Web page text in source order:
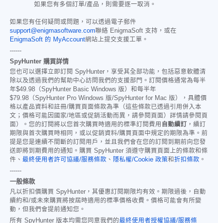
如果您有多個訂單/產品，則需要逐一取消。
如果您有任何疑問或問題，可以透過電子郵件
support@enigmasoftware.com聯絡 EnigmaSoft 支持，或在
EnigmaSoft 的 MyAccount網站上提交支援工單。
------
SpyHunter 購買詳情
您也可以選擇立即訂閱 SpyHunter，享受其全部功能，包括惡意軟體清
除以及透過我們的幫助中心訪問我們的支援部門。訂閱價格通常為每半
年$49.98 （SpyHunter Basic Windows 版）和每半年
$79.98 （SpyHunter Pro Windows 版/SpyHunter for Mac 版），具體價
格以產品資料和註冊/購買頁面條款為準（這些條款已透過引用併入本
文；價格可能因國家/地區或促銷活動而異，請參閱頁面）詳情請參閱頁
面）。您的訂閱將以您首次購買時適用的標準訂閱費用 自動續訂
，續訂
期限與首次購買時相同，或以促銷資料/購買頁面中規定的期限為準。前
提是您是連續不間斷的訂閱用戶，並且我們會在您的訂閱到期前向您發
送即將到期費用的通知。購買 SpyHunter 須遵守購買頁面上的條款和條
件、 最終使用者許可協議/服務條款 、 隱私權/Cookie 政策和折扣條款 。
------
一般條款
凡以折扣價購買 SpyHunter，其優惠訂閱期限均有效。期限過後，自動
續約和/或未來購買將按屆時適用的標準價格收費。價格可能會有所變
動，但我們會提前通知您。
所有 SpyHunter 版本均需您同意我們的最終使用者授權協議/服務條